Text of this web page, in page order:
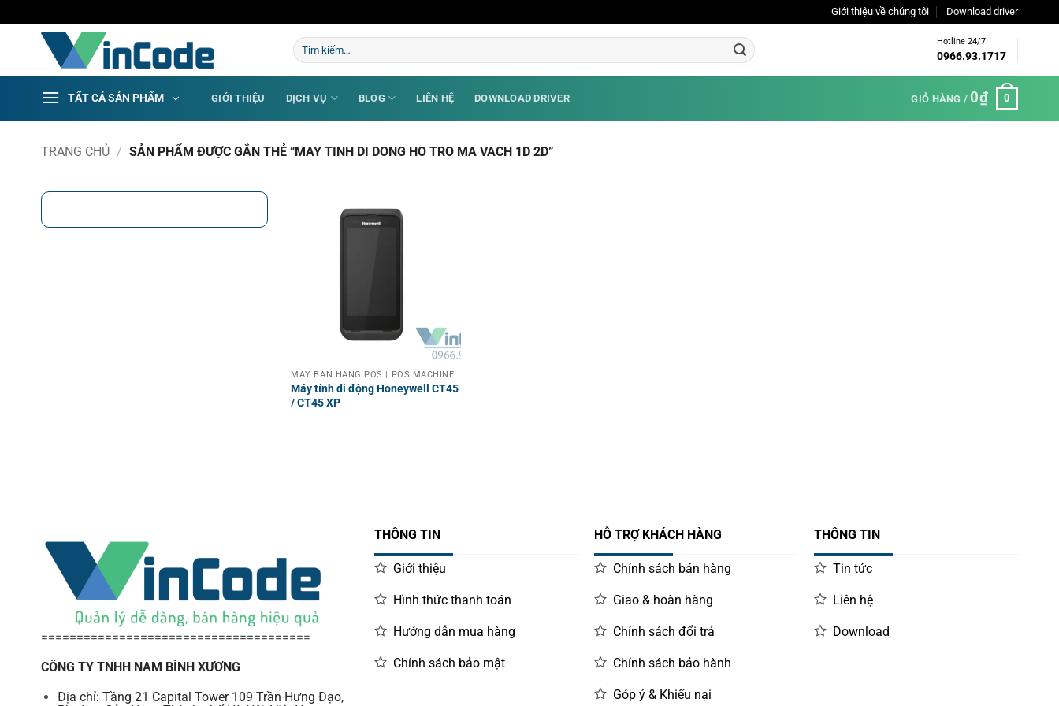
qua
Giới thiệu về chúng tôi Download driver
Tìm
kiếm:
Hotline 24/7
0966.93.1717
TẤT CẢ SẢN PHẨM GIỚI THIỆU DỊCH VỤ BLOG LIÊN HỆ DOWNLOAD DRIVER GIỎ HÀNG / 0₫ 0
TRANG CHỦ / SẢN PHẨM ĐƯỢC GẮN THẺ “MAY TINH DI DONG HO TRO MA VACH 1D 2D”
MÁY BÁN HÀNG POS | POS MACHINE
Máy tính di động Honeywell CT45
/ CT45 XP
======================================
CÔNG TY TNHH NAM BÌNH XƯƠNG
Địa chỉ: Tầng 21 Capital Tower 109 Trần Hưng Đạo,
THÔNG TIN
Giới thiệu
Hình thức thanh toán
Hướng dẫn mua hàng
Chính sách bảo mật
HỖ TRỢ KHÁCH HÀNG
Chính sách bán hàng
Giao & hoàn hàng
Chính sách đổi trả
Chính sách bảo hành
Góp ý & Khiếu nại
THÔNG TIN
Tin tức
Liên hệ
Download